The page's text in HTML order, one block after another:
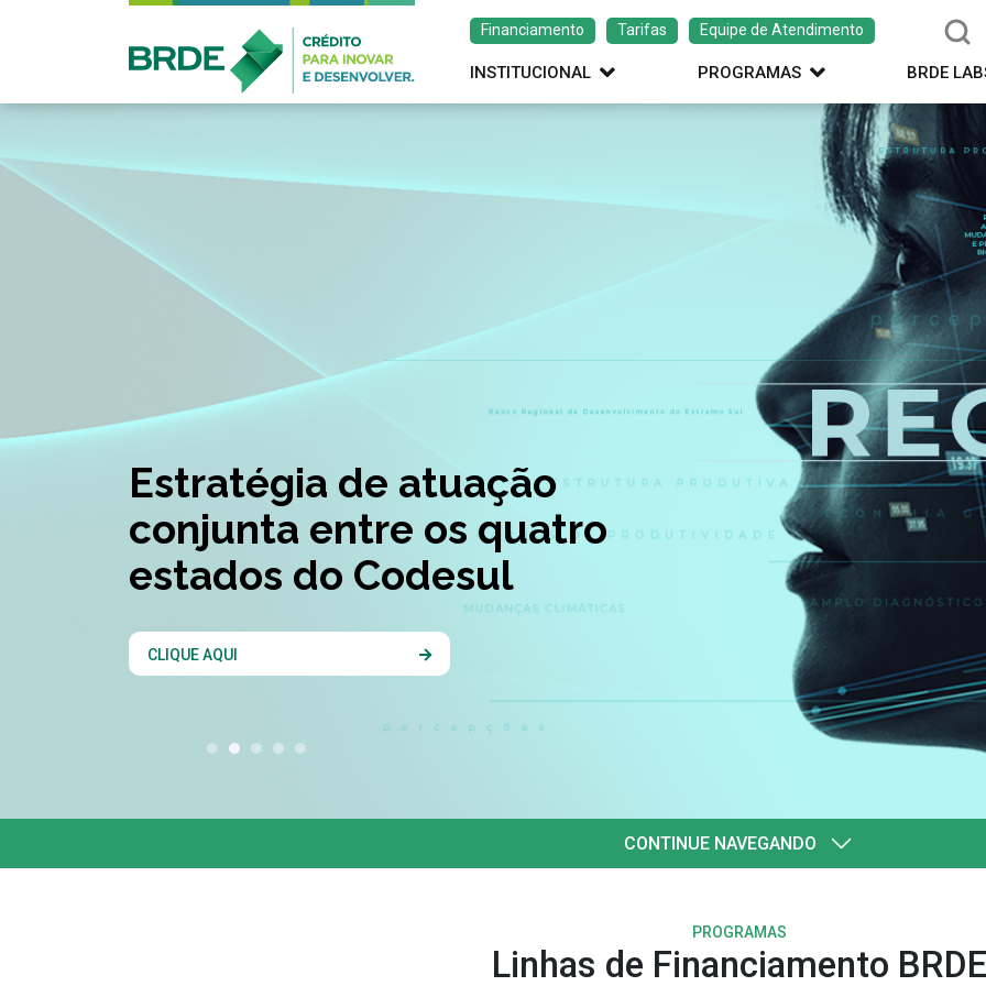
Financiamento Tarifas Equipe de Atendimento
INSTITUCIONAL PROGRAMAS BRDE
Estratégia de atuação
conjunta entre os quatro
estados do Codesul
CLIQUE AQUI
CONTINUE NAVEGANDO
PROGRAMAS
Linhas de Financiamento BRDE